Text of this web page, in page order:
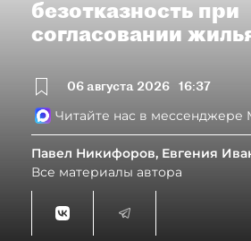
безотказность при
согласовании
06 августа 2026 16:37
Читайте нас в мессенджере
Павел Никифоров, Евгения
Все материалы автора